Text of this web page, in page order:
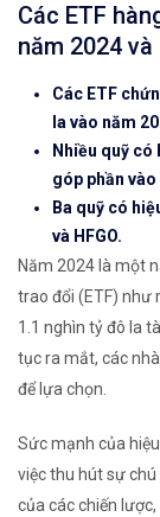
Các ETF
năm 2024
Các ETF
la vào năm
Nhiều quỹ
góp phần
Ba quỹ có
và HFGO.
Năm 2024 là một
trao đổi (ETF) như
1.1 nghìn tỷ đô la
tục ra mắt, các
để lựa chọn.
Sức mạnh của
việc thu hút sự chú
của các chiến